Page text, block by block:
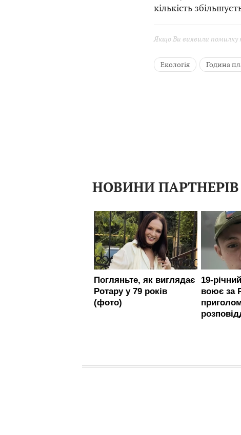
кількість
Якщо Ви виявили помилку
Екологія Година
НОВИНИ ПАРТНЕРІВ